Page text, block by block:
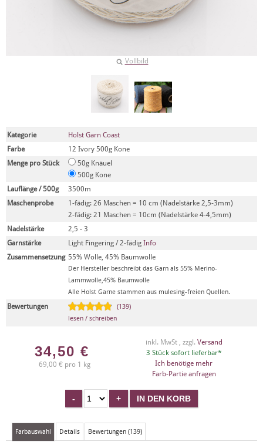
Vollbild
Kategorie
Holst Garn Coast
Farbe
12 Ivory 500g Kone
Menge pro Stück
50g Knäuel
500g Kone
Lauflänge / 500g
3500m
Maschenprobe
1-fädig: 26 Maschen = 10 cm (Nadelstärke 2,5-3mm)
2-fädig: 21 Maschen = 10cm (Nadelstärke 4-4,5mm)
Nadelstärke
2,5 - 3
Garnstärke
Light Fingering / 2-fädig Info
Zusammensetzung 55% Wolle, 45% Baumwolle
Der Hersteller beschreibt das Garn als 55% Merino-
Lammwolle,45% Baumwolle
Alle Holst Garne stammen aus mulesing-freien Quellen.
Bewertungen
(139)
lesen / schreiben
34,50 €
69,00 € pro 1 kg
inkl. MwSt , zzgl. Versand
3 Stück sofort lieferbar*
Ich benötige mehr
Farb-Partie anfragen
Farbauswahl Details Bewertungen (139)